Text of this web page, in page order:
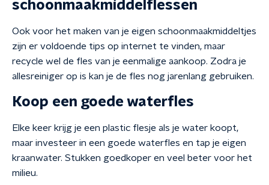
schoonmaakmiddelflessen
Ook voor het maken van je eigen schoonmaakmiddeltjes
zijn er voldoende tips op internet te vinden, maar
recycle wel de fles van je eenmalige aankoop. Zodra je
allesreiniger op is kan je de fles nog jarenlang gebruiken.
Koop een goede waterfles
Elke keer krijg je een plastic flesje als je water koopt,
maar investeer in een goede waterfles en tap je eigen
kraanwater. Stukken goedkoper en veel beter voor het
milieu.